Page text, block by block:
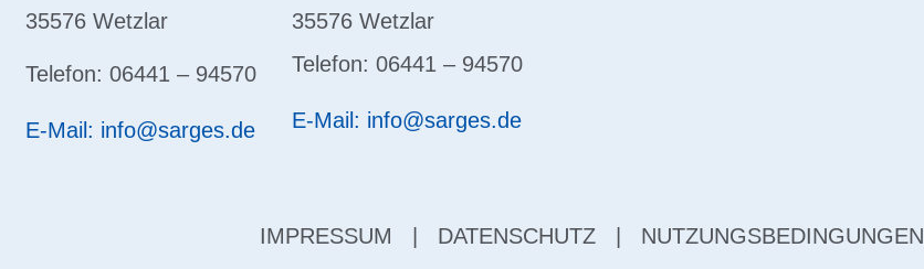
35576 Wetzlar
Telefon: 06441 – 94570
E-Mail: info@sarges.de
35576 Wetzlar
Telefon: 06441 – 94570
E-Mail: info@sarges.de
IMPRESSUM DATENSCHUTZ NUTZUNGSBEDINGUNGEN